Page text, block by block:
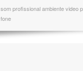
som profissional ambiente video
fone